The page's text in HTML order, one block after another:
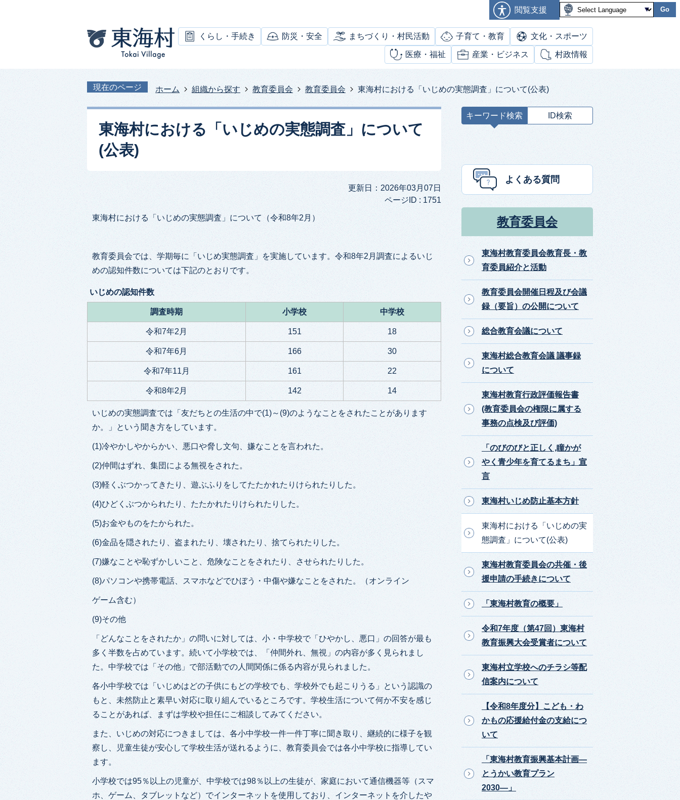
閲覧支援 Go
くらし・手続き 防災・安全 まちづくり・村民活動 子育て・教育 文化・スポーツ
医療・福祉 産業・ビジネス 村政情報
現在のページ ホーム 組織から探す 教育委員会 教育委員会 東海村における「いじめの実態調査」について(公表)
東海村における「いじめの実態調査」について
(公表)
更新日：2026年03月07日
ページID : 1751
東海村における「いじめの実態調査」について（令和8年2月）
教育委員会では、学期毎に「いじめ実態調査」を実施しています。令和8年2月調査によるいじ
めの認知件数については下記のとおりです。
いじめの認知件数
調査時期 小学校 中学校
令和7年2月 151 18
令和7年6月 166 30
令和7年11月 161 22
令和8年2月 142 14
いじめの実態調査では「友だちとの生活の中で(1)～(9)のようなことをされたことがあります
か。」という聞き方をしています。
(1)冷やかしやからかい、悪口や脅し文句、嫌なことを言われた。
(2)仲間はずれ、集団による無視をされた。
(3)軽くぶつかってきたり、遊ぶふりをしてたたかれたりけられたりした。
(4)ひどくぶつかられたり、たたかれたりけられたりした。
(5)お金やものをたかられた。
(6)金品を隠されたり、盗まれたり、壊されたり、捨てられたりした。
(7)嫌なことや恥ずかしいこと、危険なことをされたり、させられたりした。
(8)パソコンや携帯電話、スマホなどでひぼう・中傷や嫌なことをされた。（オンライン
ゲーム含む）
(9)その他
「どんなことをされたか」の問いに対しては、小・中学校で「ひやかし、悪口」の回答が最も
多く半数を占めています。続いて小学校では、「仲間外れ、無視」の内容が多く見られまし
た。中学校では「その他」で部活動での人間関係に係る内容が見られました。
各小中学校では「いじめはどの子供にもどの学校でも、学校外でも起こりうる」という認識の
もと、未然防止と素早い対応に取り組んでいるところです。学校生活について何か不安を感じ
ることがあれば、まずは学校や担任にご相談してみてください。
また、いじめの対応につきましては、各小中学校一件一件丁寧に聞き取り、継続的に様子を観
察し、児童生徒が安心して学校生活が送れるように、教育委員会では各小中学校に指導してい
ます。
小学校では95％以上の児童が、中学校では98％以上の生徒が、家庭において通信機器等（スマ
ホ、ゲーム、タブレットなど）でインターネットを使用しており、インターネットを介したや
キーワード検索 ID検索
ー
よくある質問
教育委員会
東海村教育委員会教育長・教
育委員紹介と活動
教育委員会開催日程及び会議
録（要旨）の公開について
総合教育会議について
東海村総合教育会議 議事録
について
東海村教育行政評価報告書
(教育委員会の権限に属する
事務の点検及び評価)
「のびのびと正しく,瞳かが
やく青少年を育てるまち」宣
言
東海村いじめ防止基本方針
東海村における「いじめの実
態調査」について(公表)
東海村教育委員会の共催・後
援申請の手続きについて
「東海村教育の概要」
令和7年度（第47回）東海村
教育振興大会受賞者について
東海村立学校へのチラシ等配
信案内について
【令和8年度分】こども・わ
かもの応援給付金の支給につ
いて
「東海村教育振興基本計画―
とうかい教育プラン
2030―」